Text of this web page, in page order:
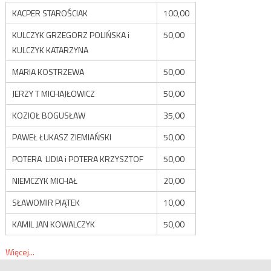
KACPER STAROŚCIAK
100,00
KULCZYK GRZEGORZ POLIŃSKA i
KULCZYK KATARZYNA
50,00
MARIA KOSTRZEWA
50,00
JERZY T MICHAJŁOWICZ
50,00
KOZIOŁ BOGUSŁAW
35,00
PAWEŁ ŁUKASZ ZIEMIAŃSKI
50,00
POTERA LIDIA i POTERA KRZYSZTOF
50,00
NIEMCZYK MICHAŁ
20,00
SŁAWOMIR PIĄTEK
10,00
KAMIL JAN KOWALCZYK
50,00
Więcej...